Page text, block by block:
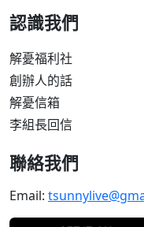
認識我們
解憂福利社
創辦人的話
解憂信箱
李組長回信
聯絡我們
Email: